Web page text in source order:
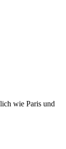
wie Paris und